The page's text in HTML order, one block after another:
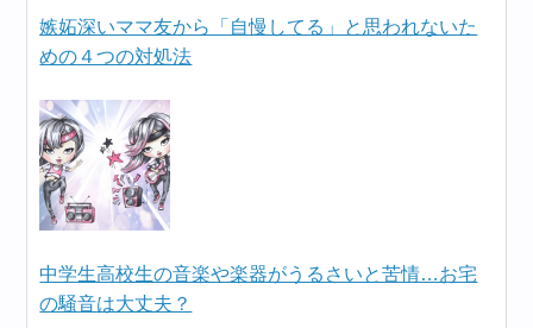
嫉妬深いママ友から「自慢してる」と思われないた
めの４つの対処法
中学生高校生の音楽や楽器がうるさいと苦情…お宅
の騒音は大丈夫？